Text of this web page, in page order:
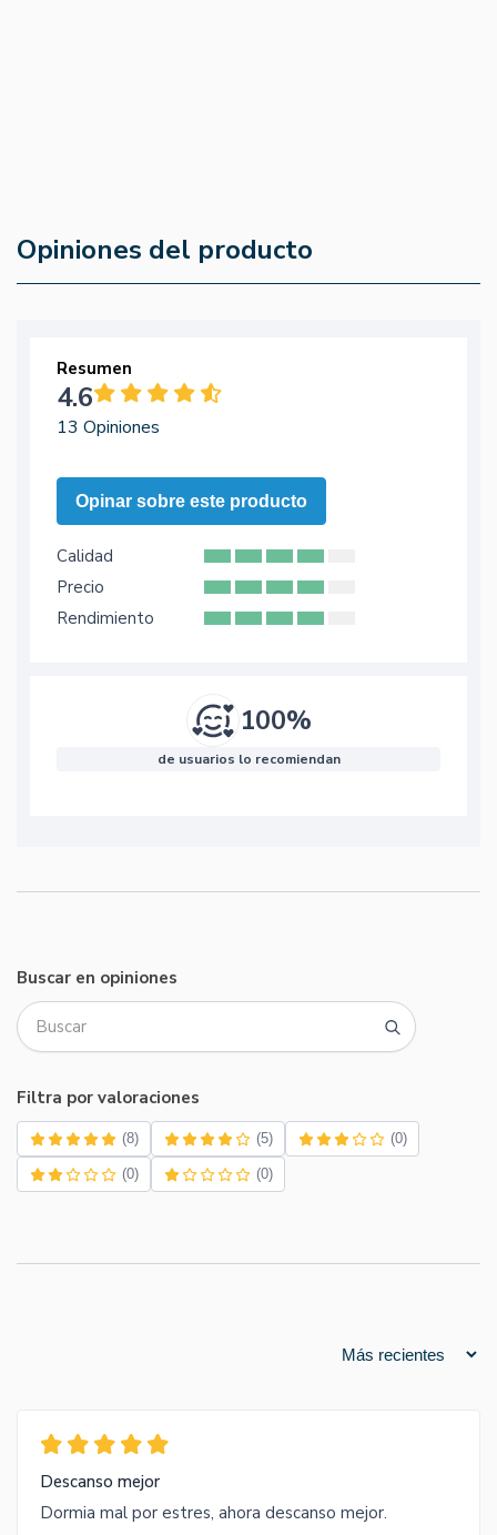
Opiniones del producto
Resumen
4.6
13 Opiniones
Opinar sobre este producto
Calidad
Precio
Rendimiento
100%
de usuarios lo recomiendan
Buscar en opiniones
Filtra por valoraciones
(8) (5) (0)
(0) (0)
Descanso mejor
Dormia mal por estres, ahora descanso mejor.